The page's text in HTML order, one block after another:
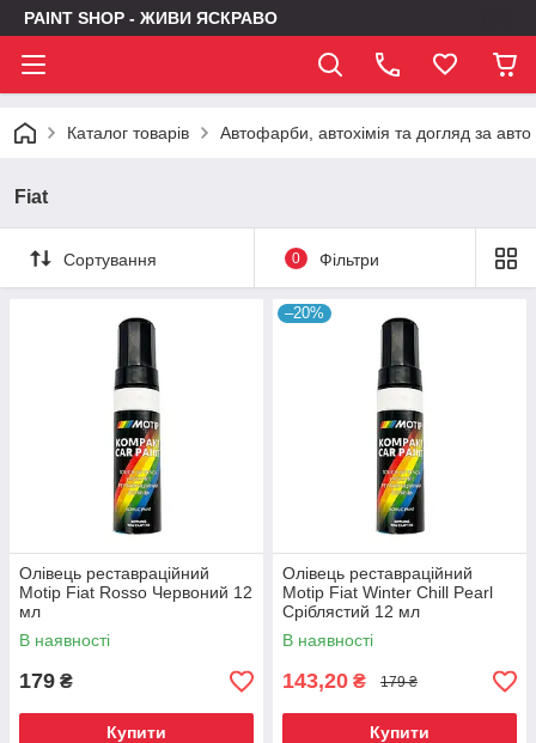
PAINT SHOP - ЖИВИ ЯСКРАВО
Каталог товарів Автофарби, автохімія та догляд за авто
Fiat
Сортування 0 Фільтри
Олівець реставраційний
Motip Fiat Rosso Червоний 12
мл
В наявності
179 ₴
Купити
–20%
Олівець реставраційний
Motip Fiat Winter Chill Pearl
Сріблястий 12 мл
В наявності
143,20 ₴ 179 ₴
Купити